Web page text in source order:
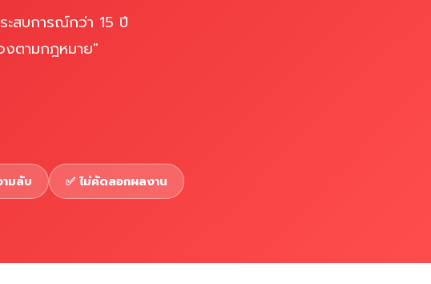
ะสบการณ์กว่า 15 ปี
ตามกฎหมาย"
ามลับ ✅ ไม่คัดลอกผลงาน